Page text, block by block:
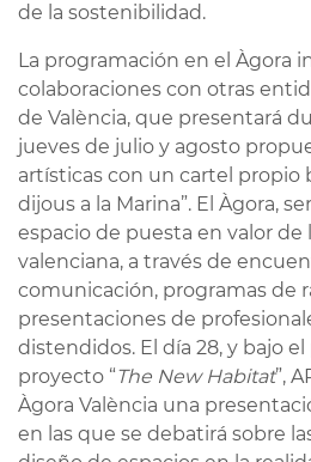
de la sostenibilidad.
La programación en el Àgora
colaboraciones con otras
de València, que presentará
jueves de julio y agosto
artísticas con un cartel propio
dijous a la Marina”. El Àgora,
espacio de puesta en valor de
valenciana, a través de
comunicación, programas de
presentaciones de
distendidos. El día 28, y bajo
proyecto “The New Habitat”,
Àgora València una
en las que se debatirá sobre